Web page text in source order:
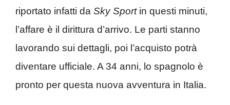
riportato infatti da Sky Sportin questi minuti,
l’affare è il dirittura d’arrivo. Le parti stanno
lavorando sui dettagli, poi l’acquisto potrà
diventare ufficiale. A 34 anni, lo spagnolo è
pronto per questa nuova avventura in Italia.